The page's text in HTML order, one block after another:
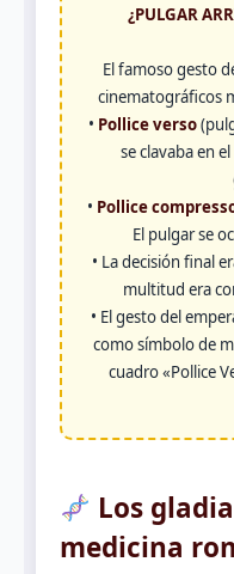
¿PULGAR
El famoso gesto
cinematográficos
• Pollice verso
se clavaba en
• Pollice
El pulgar se
• La decisión final
multitud era
• El gesto del
como símbolo de
cuadro «Pollice
Los
medicina